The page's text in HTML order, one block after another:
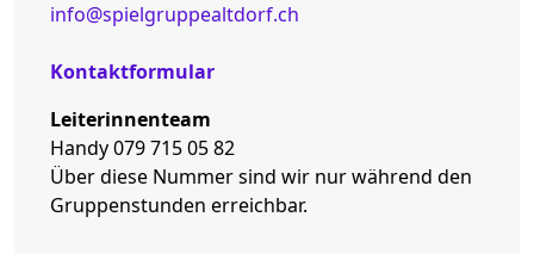
info@spielgruppealtdorf.ch
Kontaktformular
Leiterinnenteam
Handy 079 715 05 82
Über diese Nummer sind wir nur während den
Gruppenstunden erreichbar.